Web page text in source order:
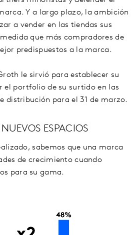
Y a largo plazo, la ambición
a vender en las tiendas sus
que más compradores de
predispuestos a la marca.
le sirvió para establecer su
el portfolio de su surtido en las
distribución para el 31 de marzo.
ESPACIOS
sabemos que una marca
de crecimiento cuando
para su gama.